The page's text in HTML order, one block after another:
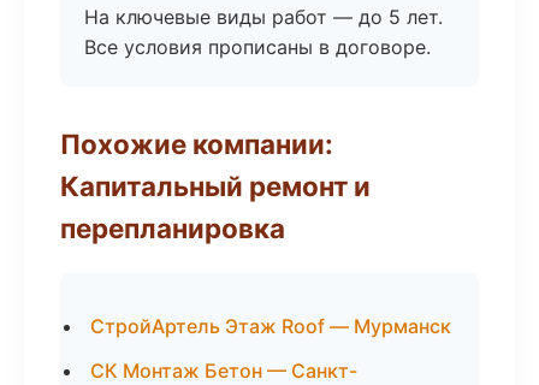
На ключевые виды работ — до 5 лет.
Все условия прописаны в договоре.
Похожие компании:
Капитальный ремонт и
перепланировка
СтройАртель Этаж Roof — Мурманск
СК Монтаж Бетон — Санкт-